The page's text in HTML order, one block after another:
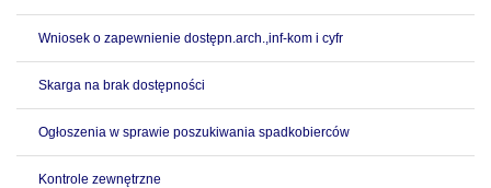
Wniosek o zapewnienie dostępn.arch.,inf-kom i cyfr
Skarga na brak dostępności
Ogłoszenia w sprawie poszukiwania spadkobierców
Kontrole zewnętrzne